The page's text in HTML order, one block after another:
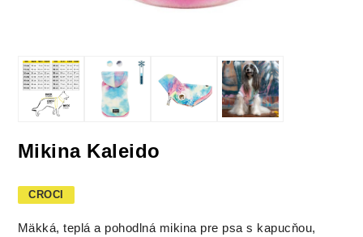
Mikina Kaleido
CROCI
Mäkká, teplá a pohodlná mikina pre psa s kapucňou,